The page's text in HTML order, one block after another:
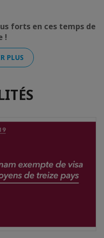
forts en ces temps de
!
PLUS